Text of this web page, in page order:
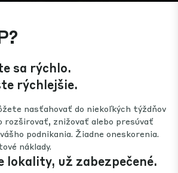
sa rýchlo.
rýchlejšie.
nasťahovať do niekoľkých týždňov
rozširovať, znižovať alebo presúvať
podnikania. Žiadne oneskorenia.
náklady.
lokality, už zabezpečené.